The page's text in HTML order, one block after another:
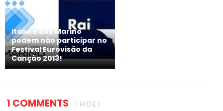
Itália e São Marino
podem não participar no
Festival Eurovisão da
Canção 2013!
1 COMMENTS ( HIDE )